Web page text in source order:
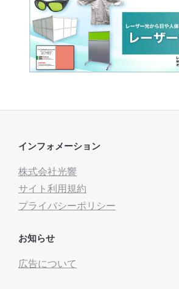
インフォメーション
株式会社光響
サイト利用規約
プライバシーポリシー
お知らせ
広告について